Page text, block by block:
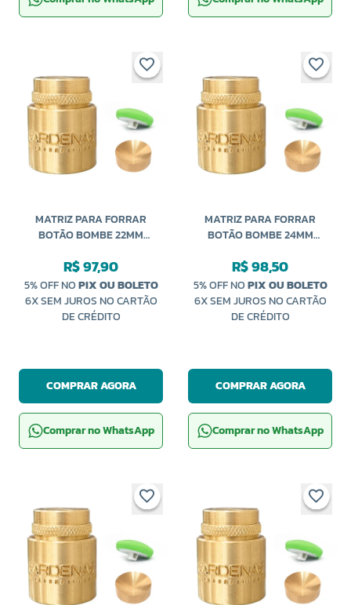
MATRIZ PARA FORRAR
BOTÃO BOMBE 22MM
R$ 97,90
5% OFF NOPIX OU BOLETO
6X SEM JUROS NO CARTÃO
DE CRÉDITO
COMPRAR AGORA
Comprar no WhatsApp
MATRIZ PARA FORRAR
BOTÃO BOMBE 24MM
R$ 98,50
5% OFF NOPIX OU BOLETO
6X SEM JUROS NO CARTÃO
DE CRÉDITO
COMPRAR AGORA
Comprar no WhatsApp